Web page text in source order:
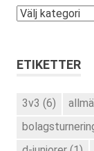
Kategorier
ETIKETTER
3v3 (6)